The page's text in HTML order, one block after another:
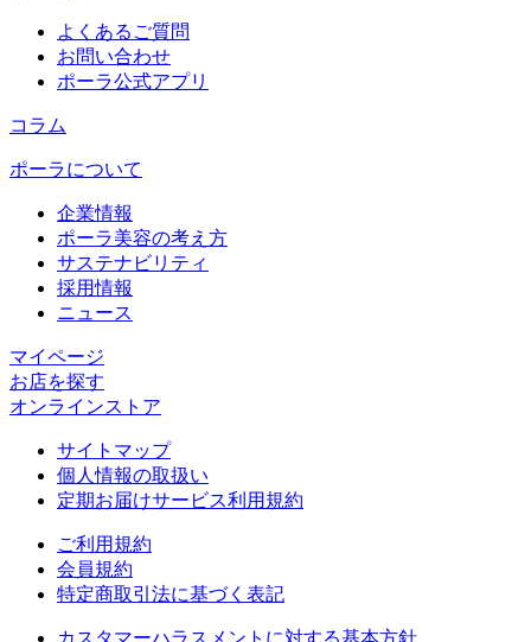
よくあるご質問
お問い合わせ
ポーラ公式アプリ
コラム
ポーラについて
企業情報
ポーラ美容の考え方
サステナビリティ
採用情報
ニュース
マイページ​
お店を探す​
オンラインストア​
サイトマップ
個人情報の取扱い
定期お届けサービス利用規約
ご利用規約
会員規約
特定商取引法に基づく表記